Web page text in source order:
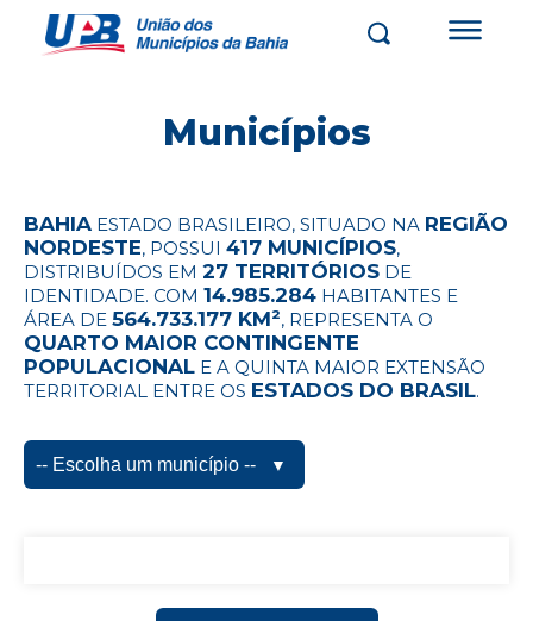
Municípios
BAHIA ESTADO BRASILEIRO, SITUADO NA REGIÃO
NORDESTE, POSSUI 417 MUNICÍPIOS,
DISTRIBUÍDOS EM 27 TERRITÓRIOS DE
IDENTIDADE. COM 14.985.284 HABITANTES E
ÁREA DE 564.733.177 KM², REPRESENTA O
QUARTO MAIOR CONTINGENTE
POPULACIONAL E A QUINTA MAIOR EXTENSÃO
TERRITORIAL ENTRE OS ESTADOS DO BRASIL.